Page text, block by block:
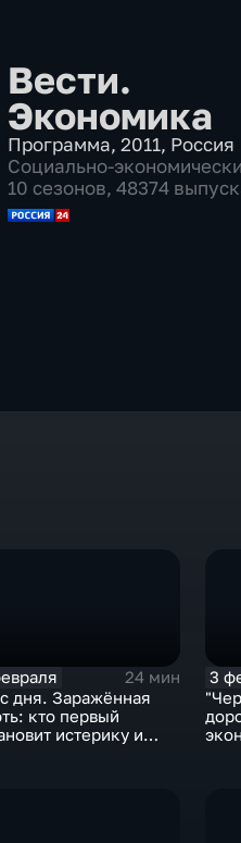
Вести.
Экономика
Программа, 2011, Россия
Социально-
10 сезонов, 48374
24 мин
дня. Заражённая
кто первый
истерику и
3